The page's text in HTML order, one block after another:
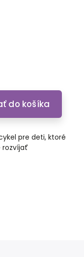
do košíka
pre deti, ktoré
rozvíjať